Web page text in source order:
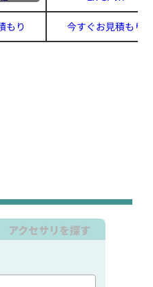
もり 今すぐお見積もり
アクセサリを探す